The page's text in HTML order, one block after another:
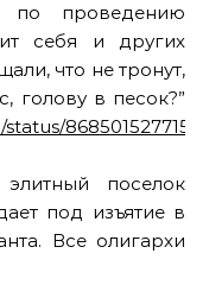
по проведению
себя и других
что не тронут,
голову в песок?”
поселок
под изъятие в
Все олигархи